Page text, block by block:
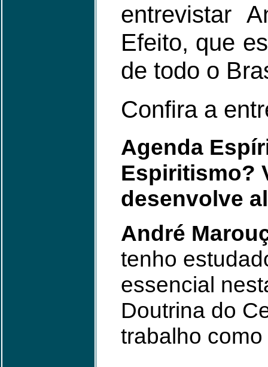
entrevistar
Efeito, que
de todo o
Confira a
Agenda
Espiritismo?
desenvolve
André
tenho
essencial
Doutrina do
trabalho